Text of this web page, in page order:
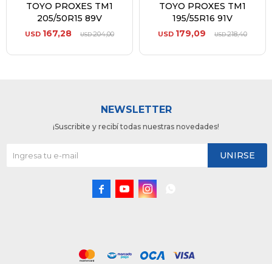
TOYO PROXES TM1
205/50R15 89V
USD 167,28 USD204,00
TOYO PROXES TM1
195/55R16 91V
USD 179,09 USD218,40
NEWSLETTER
¡Suscribite y recibí todas nuestras novedades!
UNIRSE
  